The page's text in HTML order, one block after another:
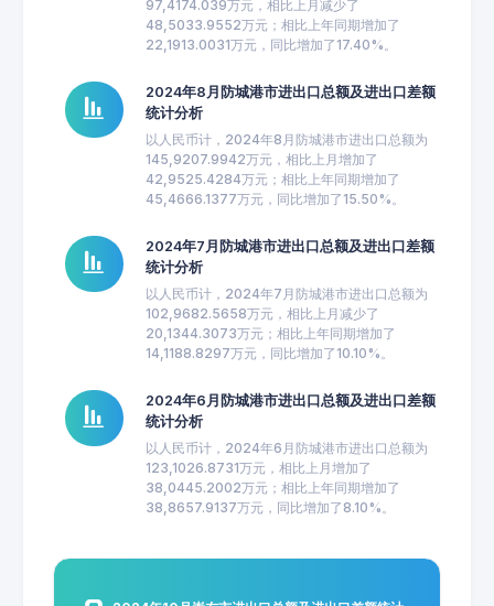
97,4174.039万元，相比上月减少了
48,5033.9552万元；相比上年同期增加了
22,1913.0031万元，同比增加了17.40%。
2024年8月防城港市进出口总额及进出口差额
统计分析
以人民币计，2024年8月防城港市进出口总额为
145,9207.9942万元，相比上月增加了
42,9525.4284万元；相比上年同期增加了
45,4666.1377万元，同比增加了15.50%。
2024年7月防城港市进出口总额及进出口差额
统计分析
以人民币计，2024年7月防城港市进出口总额为
102,9682.5658万元，相比上月减少了
20,1344.3073万元；相比上年同期增加了
14,1188.8297万元，同比增加了10.10%。
2024年6月防城港市进出口总额及进出口差额
统计分析
以人民币计，2024年6月防城港市进出口总额为
123,1026.8731万元，相比上月增加了
38,0445.2002万元；相比上年同期增加了
38,8657.9137万元，同比增加了8.10%。